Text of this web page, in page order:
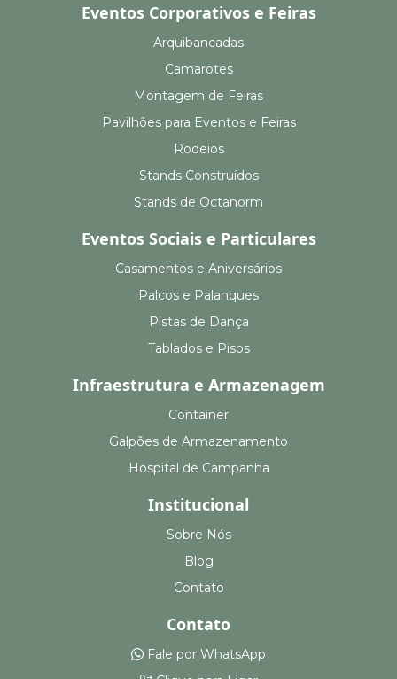
Eventos Corporativos e Feiras
Arquibancadas
Camarotes
Montagem de Feiras
Pavilhões para Eventos e Feiras
Rodeios
Stands Construídos
Stands de Octanorm
Eventos Sociais e Particulares
Casamentos e Aniversários
Palcos e Palanques
Pistas de Dança
Tablados e Pisos
Infraestrutura e Armazenagem
Container
Galpões de Armazenamento
Hospital de Campanha
Institucional
Sobre Nós
Blog
Contato
Contato
Fale por WhatsApp